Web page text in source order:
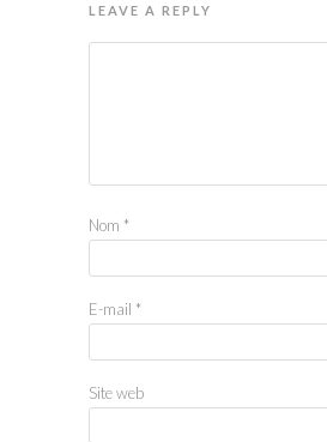
LEAVE A REPLY
Nom *
E-mail *
Site web